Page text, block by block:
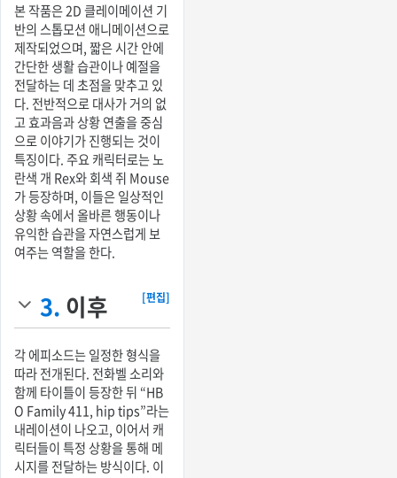
본 작품은 2D 클레이메이션 기
반의 스톱모션 애니메이션으로
제작되었으며, 짧은 시간 안에
간단한 생활 습관이나 예절을
전달하는 데 초점을 맞추고 있
다. 전반적으로 대사가 거의 없
고 효과음과 상황 연출을 중심
으로 이야기가 진행되는 것이
특징이다. 주요 캐릭터로는 노
란색 개 Rex와 회색 쥐 Mouse
가 등장하며, 이들은 일상적인
상황 속에서 올바른 행동이나
유익한 습관을 자연스럽게 보
여주는 역할을 한다.
3. 이후 [편집]
각 에피소드는 일정한 형식을
따라 전개된다. 전화벨 소리와
함께 타이틀이 등장한 뒤 “HB
O Family 411, hip tips”라는
내레이션이 나오고, 이어서 캐
릭터들이 특정 상황을 통해 메
시지를 전달하는 방식이다. 이